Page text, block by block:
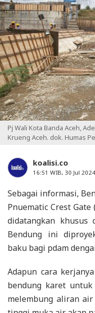
Pj Wali Kota Banda Aceh,
Krueng Aceh. dok. Humas
koalisi.co
16:51 WIB, 30 Jul 2024
Sebagai informasi,
Pnuematic Crest
didatangkan khusus
Bendung ini
baku bagi pdam
Adapun cara
bendung karet
melembung aliran